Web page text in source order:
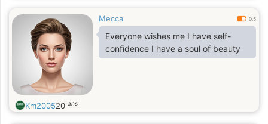
Mecca 0.5
Everyone wishes me I have self-
confidence I have a soul of beauty
Km200520 ans